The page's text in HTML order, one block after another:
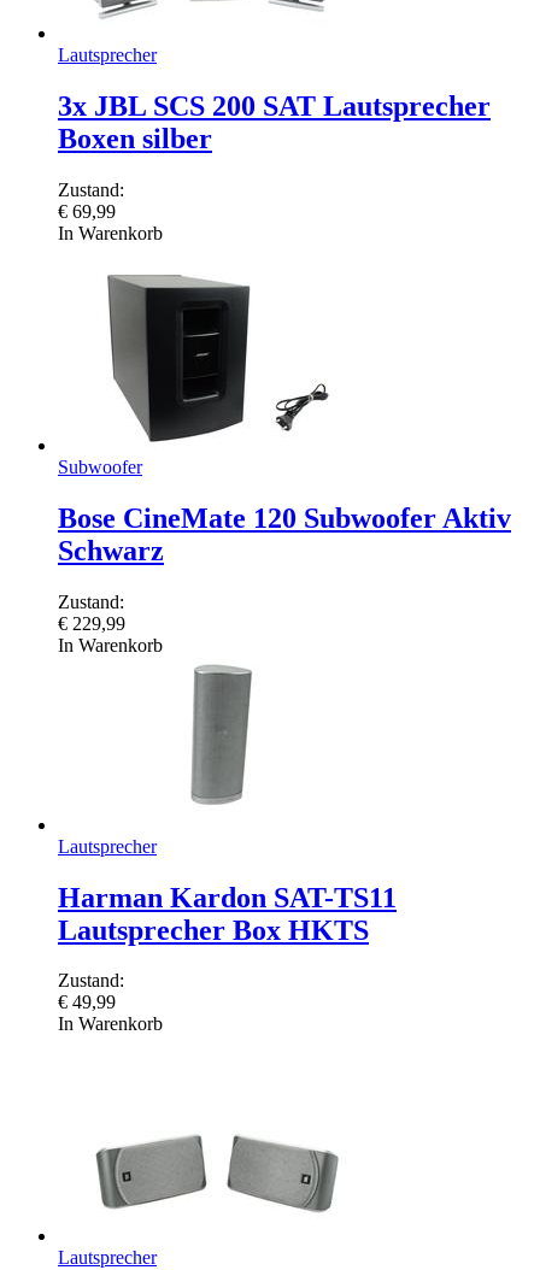
Lautsprecher
3x JBL SCS 200 SAT Lautsprecher
Boxen silber
Zustand:
€ 69,99
In Warenkorb
Subwoofer
Bose CineMate 120 Subwoofer Aktiv
Schwarz
Zustand:
€ 229,99
In Warenkorb
Lautsprecher
Harman Kardon SAT-TS11
Lautsprecher Box HKTS
Zustand:
€ 49,99
In Warenkorb
Lautsprecher